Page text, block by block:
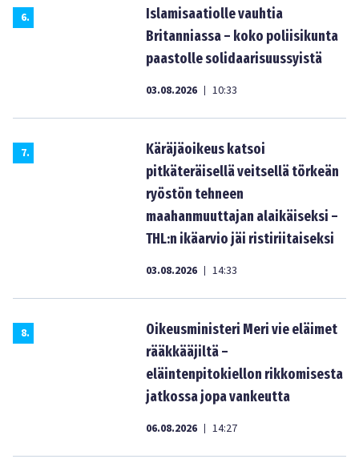
6.
Islamisaatiolle vauhtia
Britanniassa – koko poliisikunta
paastolle solidaarisuussyistä
03.08.2026 | 10:33
7.
Käräjäoikeus katsoi
pitkäteräisellä veitsellä törkeän
ryöstön tehneen
maahanmuuttajan alaikäiseksi –
THL:n ikäarvio jäi ristiriitaiseksi
03.08.2026 | 14:33
8.
Oikeusministeri Meri vie eläimet
rääkkääjiltä –
eläintenpitokiellon rikkomisesta
jatkossa jopa vankeutta
06.08.2026 | 14:27